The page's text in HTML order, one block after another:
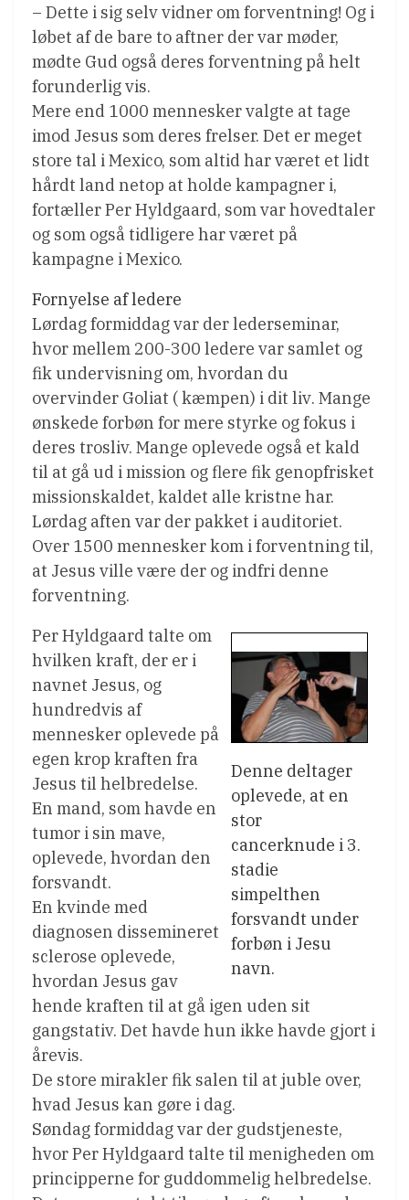
– Dette i sig selv vidner om forventning! Og i
løbet af de bare to aftner der var møder,
mødte Gud også deres forventning på helt
forunderlig vis.
Mere end 1000 mennesker valgte at tage
imod Jesus som deres frelser. Det er meget
store tal i Mexico, som altid har været et lidt
hårdt land netop at holde kampagner i,
fortæller Per Hyldgaard, som var hovedtaler
og som også tidligere har været på
kampagne i Mexico.
Fornyelse af ledere
Lørdag formiddag var der lederseminar,
hvor mellem 200-300 ledere var samlet og
fik undervisning om, hvordan du
overvinder Goliat ( kæmpen) i dit liv. Mange
ønskede forbøn for mere styrke og fokus i
deres trosliv. Mange oplevede også et kald
til at gå ud i mission og flere fik genopfrisket
missionskaldet, kaldet alle kristne har.
Lørdag aften var der pakket i auditoriet.
Over 1500 mennesker kom i forventning til,
at Jesus ville være der og indfri denne
forventning.
Denne deltager
oplevede, at en
stor
cancerknude i 3.
stadie
simpelthen
forsvandt under
forbøn i Jesu
navn.
Per Hyldgaard talte om
hvilken kraft, der er i
navnet Jesus, og
hundredvis af
mennesker oplevede på
egen krop kraften fra
Jesus til helbredelse.
En mand, som havde en
tumor i sin mave,
oplevede, hvordan den
forsvandt.
En kvinde med
diagnosen dissemineret
sclerose oplevede,
hvordan Jesus gav
hende kraften til at gå igen uden sit
gangstativ. Det havde hun ikke havde gjort i
årevis.
De store mirakler fik salen til at juble over,
hvad Jesus kan gøre i dag.
Søndag formiddag var der gudstjeneste,
hvor Per Hyldgaard talte til menigheden om
principperne for guddommelig helbredelse.